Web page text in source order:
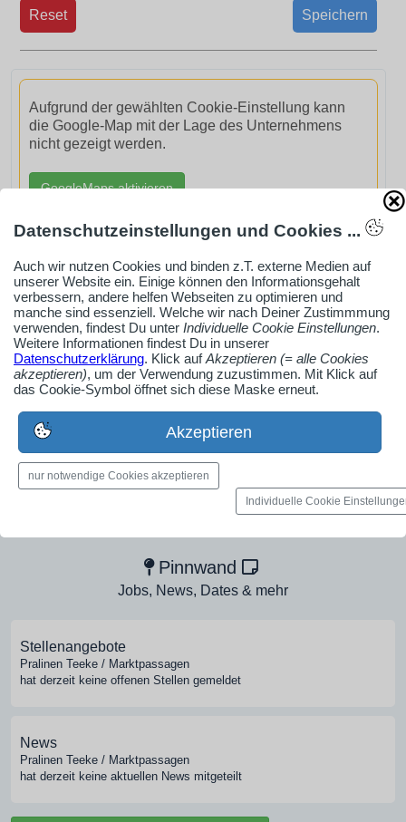
Speichern
Reset
Aufgrund der gewählten Cookie-Einstellung kann
die Google-Map mit der Lage des Unternehmens
nicht gezeigt werden.
GoogleMaps aktivieren
AdSense smARTe inArticle-Anzeige aktivieren
Ob Solo-Selbsständiger, Handwerksbetrieb oder
Industrieunternehmen
jetzt registrieren
Medien-Galerie
Pinnwand
Jobs, News, Dates & mehr
Stellenangebote
Pralinen Teeke / Marktpassagen
hat derzeit keine offenen Stellen gemeldet
News
Pralinen Teeke / Marktpassagen
hat derzeit keine aktuellen News mitgeteilt
Datenschutzeinstellungen und Cookies ...
Auch wir nutzen Cookies und binden z.T. externe Medien auf
unserer Website ein. Einige können den Informationsgehalt
verbessern, andere helfen Webseiten zu optimieren und
manche sind essenziell. Welche wir nach Deiner Zustimmmung
verwenden, findest Du unter Individuelle Cookie Einstellungen.
Weitere Informationen findest Du in unserer
Datenschutzerklärung. Klick aufAkzeptieren (= alle Cookies
akzeptieren), um der Verwendung zuzustimmen. Mit Klick auf
das Cookie-Symbol öffnet sich diese Maske erneut.
Akzeptieren
nur notwendige Cookies akzeptieren
Individuelle Cookie